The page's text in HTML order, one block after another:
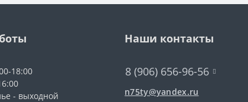
18:00
- выходной
Наши контакты
8 (906) 656-96-56
n75ty@yandex.ru